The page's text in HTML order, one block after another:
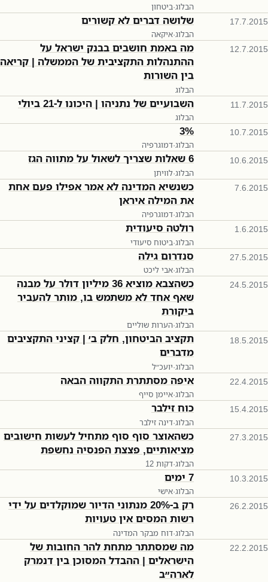
הבלוג·ביטחון
17.7.2015 שלושה דברים לא קשורים
הבלוג·איקאה
12.7.2015
מה באמת חושבים בבנק ישראל על
ההתנהלות התקציבית של הממשלה | קריאה
בין השורות
הבלוג
11.7.2015 השבועיים של נתניהו | היכונו ל-21 ביולי
הבלוג
10.7.2015
3%
הבלוג·דמוגרפיה
10.6.2015 6 שאלות שצריך לשאול על מתווה הגז
הבלוג·לוויתן
7.6.2015
כשנשיא המדינה לא אמר אפילו פעם אחת
את המילה איראן
הבלוג·דמוגרפיה
1.6.2015 רולטה סיעודית
הבלוג·ביטוח סיעודי
27.5.2015 סנדרום גילה
הבלוג·אבי ליכט
24.5.2015
כשהצבא מוציא 36 מיליון דולר על מבנה
שאף אחד לא משתמש בו, מותר להעביר
ביקורת
הבלוג·הערות שוליים
18.5.2015
תקציב הביטחון, חלק ב׳ | קציני התקציבים
מדברים
הבלוג·יועכ״ל
22.4.2015 איפה מסתתרת התקווה הבאה
הבלוג·איימן סייף
15.4.2015 כוח זילבר
הבלוג·דינה זילבר
27.3.2015
כשהאוצר סוף סוף מתחיל לעשות חישובים
מציאותיים, פצצת הפנסיה נחשפת
הבלוג·12 דקות
10.3.2015 7 ימים
הבלוג·אישי
26.2.2015
רק ב-20% מנתוני הדיור שמוקלדים על ידי
רשות המסים אין טעויות
הבלוג·דוח מבקר המדינה
22.2.2015
מה שמסתתר מתחת להר החובות של
הישראלים | ההבדל המסוכן בין דנמרק
לארה״ב